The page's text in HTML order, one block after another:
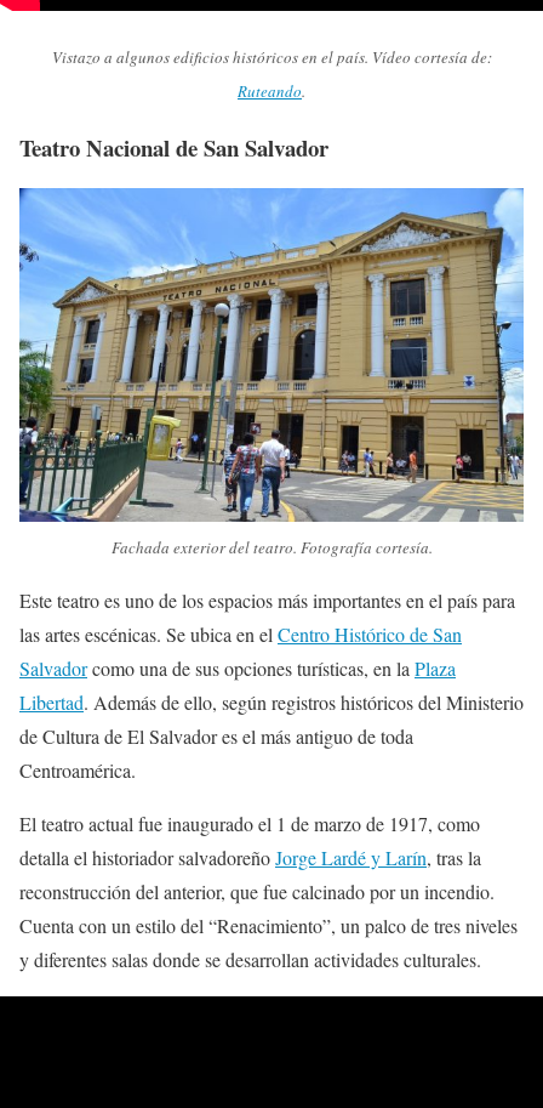
Vistazo a algunos edificios históricos en el país. Vídeo cortesía de:
Ruteando.
Teatro Nacional de San Salvador
Fachada exterior del teatro. Fotografía cortesía.
Este teatro es uno de los espacios más importantes en el país para
las artes escénicas. Se ubica en el Centro Histórico de San
Salvadorcomo una de sus opciones turísticas, en la Plaza
Libertad. Además de ello, según registros históricos del Ministerio
de Cultura de El Salvador es el más antiguo de toda
Centroamérica.
El teatro actual fue inaugurado el 1 de marzo de 1917, como
detalla el historiador salvadoreñoJorge Lardé y Larín, tras la
reconstrucción del anterior, que fue calcinado por un incendio.
Cuenta con un estilo del “Renacimiento”, un palco de tres niveles
y diferentes salas donde se desarrollan actividades culturales.